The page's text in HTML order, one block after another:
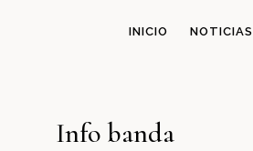
INICIO NOTICIAS
Info banda